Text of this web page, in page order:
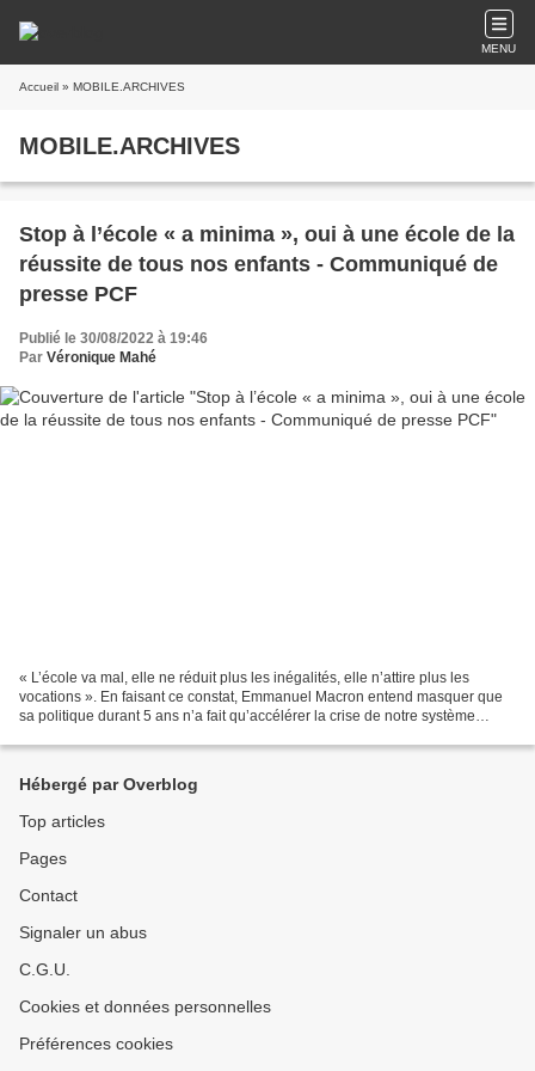
MENU
Accueil » MOBILE.ARCHIVES
MOBILE.ARCHIVES
Stop à l’école « a minima », oui à une école de la
réussite de tous nos enfants - Communiqué de
presse PCF
Publié le 30/08/2022 à 19:46
Par Véronique Mahé
« L’école va mal, elle ne réduit plus les inégalités, elle n’attire plus les
vocations ». En faisant ce constat, Emmanuel Macron entend masquer que
sa politique durant 5 ans n’a fait qu’accélérer la crise de notre système
Hébergé par Overblog
Top articles
Pages
Contact
Signaler un abus
C.G.U.
Cookies et données personnelles
Préférences cookies